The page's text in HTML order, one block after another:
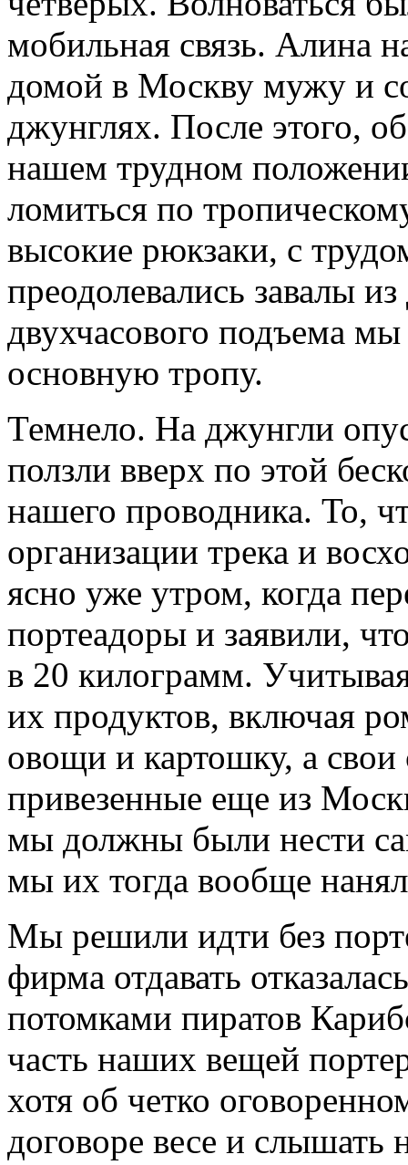
мобильная связь. Алина
домой в Москву мужу и
джунглях. После этого,
нашем трудном
ломиться по
высокие рюкзаки, с
преодолевались завалы
двухчасового подъема
основную тропу.
Темнело. На джунгли
ползли вверх по этой
нашего проводника. То,
организации трека и
ясно уже утром, когда
портеадоры и заявили,
в 20 килограмм.
их продуктов, включая
овощи и картошку, а
привезенные еще из
мы должны были нести
мы их тогда вообще
Мы решили идти без
фирма отдавать
потомками пиратов
часть наших вещей
хотя об четко
договоре весе и слышать